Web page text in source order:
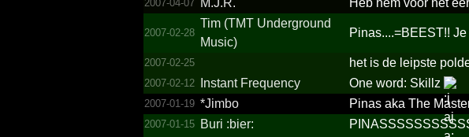
2007-04-07 M.J.R. Heb hem voor het
2007-02-28
Tim (TMT Underground
Music)
Pinas....=BEEST!!
2007-02-25 het is de leipste
2007-02-12 Instant Frequency One word: Skillz
2007-01-19 *Jimbo Pinas aka The
2007-01-15 Buri :bier: